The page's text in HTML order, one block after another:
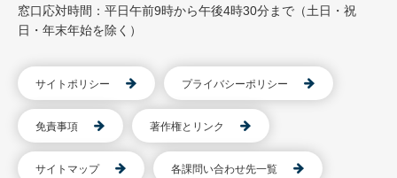
窓口応対時間：平日午前9時から午後4時30分まで（土日・祝
日・年末年始を除く）
サイトポリシー プライバシーポリシー
免責事項 著作権とリンク
サイトマップ 各課問い合わせ先一覧